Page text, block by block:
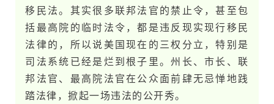
移民法。其实很多联邦法官的禁止令，甚至包
括最高院的临时法令，都是违反现实现行移民
法律的，所以说美国现在的三权分立，特别是
司法系统已经是烂到根子里。州长、市长、联
邦法官、最高院法官在公众面前肆无忌惮地践
踏法律，掀起一场违法的公开秀。